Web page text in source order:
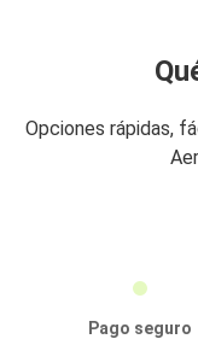
Opciones rápidas,
Pago seguro